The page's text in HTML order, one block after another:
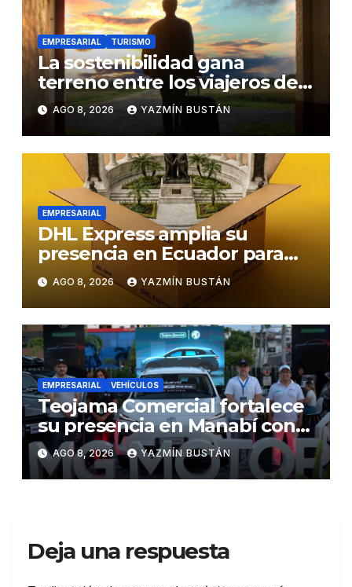
EMPRESARIAL TURISMO
La sostenibilidad gana
terreno entre los viajeros de
negocios
AGO 8, 2026 YAZMÍN BUSTÁN
EMPRESARIAL
DHL Express amplia su
presencia en Ecuador para
responder al crecimiento de
las exportaciones
AGO 8, 2026 YAZMÍN BUSTÁN
EMPRESARIAL VEHÍCULOS
Teojama Comercial fortalece
su presencia en Manabí con
una apuesta por la movilidad
híbrida y eléctrica durante
ExpoAuto del Pacífico 2026
AGO 8, 2026 YAZMÍN BUSTÁN
Deja una respuesta